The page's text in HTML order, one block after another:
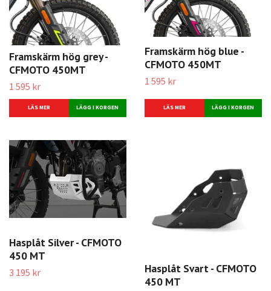
Framskärm hög grey -
CFMOTO 450MT
1 595 kr
LÄS MER
Framskärm hög blue -
CFMOTO 450MT
1 595 kr
LÄS MER
Hasplåt Silver - CFMOTO
450 MT
3 195 kr
Hasplåt Svart - CFMOTO
450 MT